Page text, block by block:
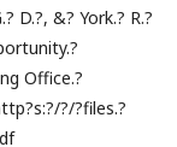
D.?, &? York.? R.?
Office.?
?/?files.?